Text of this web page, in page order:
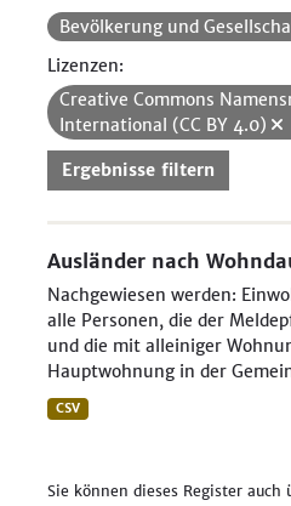
Bevölkerung und
Lizenzen:
Creative Commons
International (CC BY 4.0)
Ergebnisse filtern
Ausländer nach
Nachgewiesen werden:
alle Personen, die der
und die mit alleiniger
Hauptwohnung in der
CSV
Sie können dieses Register auch